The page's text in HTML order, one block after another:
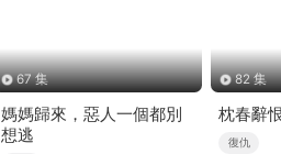
67 集
媽媽歸來，惡人一個都別
想逃
82 集
枕春辭
復仇